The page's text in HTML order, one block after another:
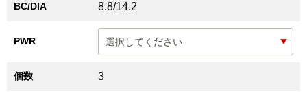
BC/DIA 8.8/14.2
PWR
個数 3